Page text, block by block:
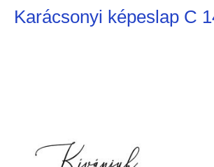
Karácsonyi képeslap C